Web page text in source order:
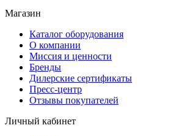
Магазин
Каталог оборудования
О компании
Миссия и ценности
Бренды
Дилерские сертификаты
Пресс-центр
Отзывы покупателей
Личный кабинет